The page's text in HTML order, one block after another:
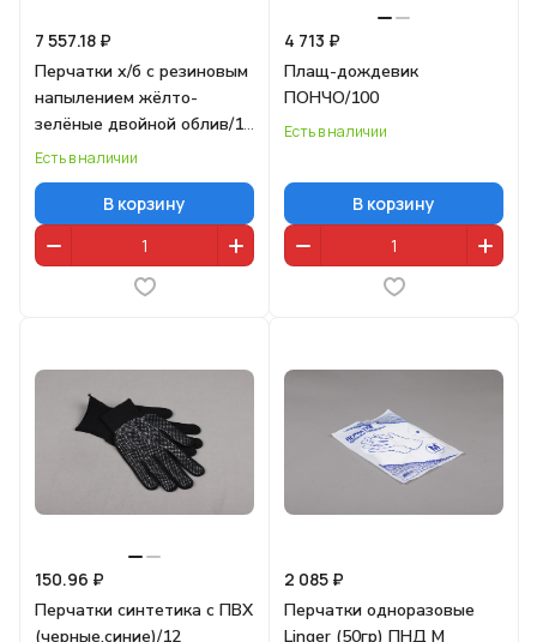
7 557.18 ₽
Перчатки х/б с резиновым
напылением жёлто-
зелёные двойной облив/10
NEW
Есть в наличии
В корзину
4 713 ₽
Плащ-дождевик
ПОНЧО/100
Есть в наличии
В корзину
150.96 ₽
Перчатки синтетика с ПВХ
(черные,синие)/12
2 085 ₽
Перчатки одноразовые
Linger (50гр) ПНД М